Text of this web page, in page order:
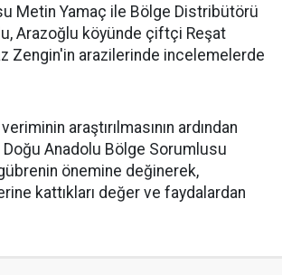
Metin Yamaç ile Bölge Distribütörü
Arazoğlu köyünde çiftçi Reşat
Zengin'in arazilerinde incelemelerde
araştırılmasının ardından
Doğu Anadolu Bölge Sorumlusu
önemine değinerek,
kattıkları değer ve faydalardan